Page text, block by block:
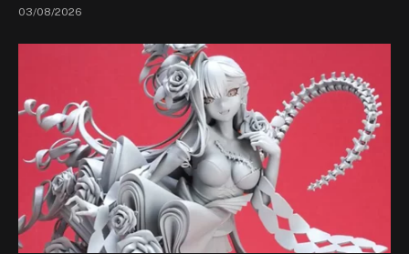
03/08/2026